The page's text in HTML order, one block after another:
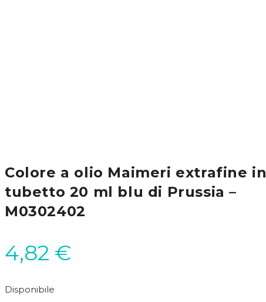
Colore a olio Maimeri extrafine in
tubetto 20 ml blu di Prussia –
M0302402
4,82 €
Disponibile